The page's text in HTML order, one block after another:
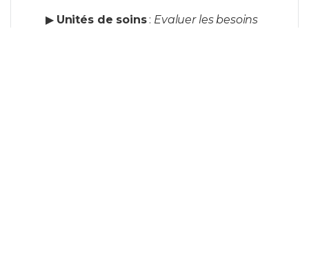
▶ Unités de soins: Evaluer les besoins